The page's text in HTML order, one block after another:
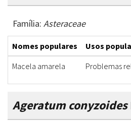
Família: Asteraceae
Nomes populares
Usos
Macela amarela
Problemas
Ageratum conyzoides